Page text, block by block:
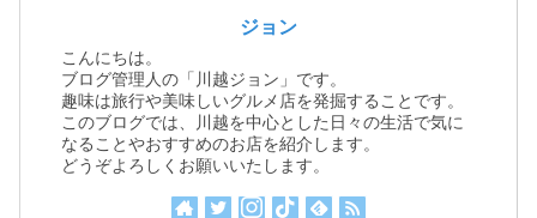
ジョン
こんにちは。
ブログ管理人の「川越ジョン」です。
趣味は旅行や美味しいグルメ店を発掘することです。
このブログでは、川越を中心とした日々の生活で気に
なることやおすすめのお店を紹介します。
どうぞよろしくお願いいたします。